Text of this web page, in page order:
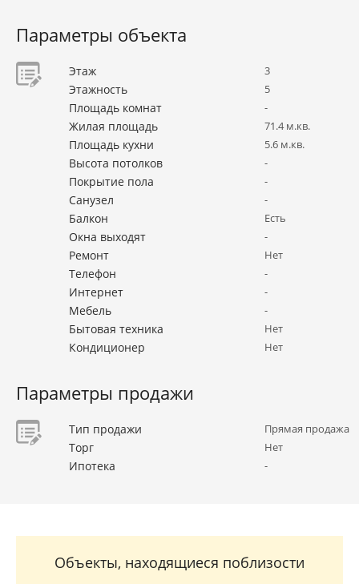
Параметры объекта
Этаж 3
Этажность 5
Площадь комнат -
Жилая площадь 71.4 м.кв.
Площадь кухни 5.6 м.кв.
Высота потолков -
Покрытие пола -
Санузел -
Балкон Есть
Окна выходят -
Ремонт Нет
Телефон -
Интернет -
Мебель -
Бытовая техника Нет
Кондиционер Нет
Параметры продажи
Тип продажи Прямая продажа
Торг Нет
Ипотека -
Объекты, находящиеся поблизости